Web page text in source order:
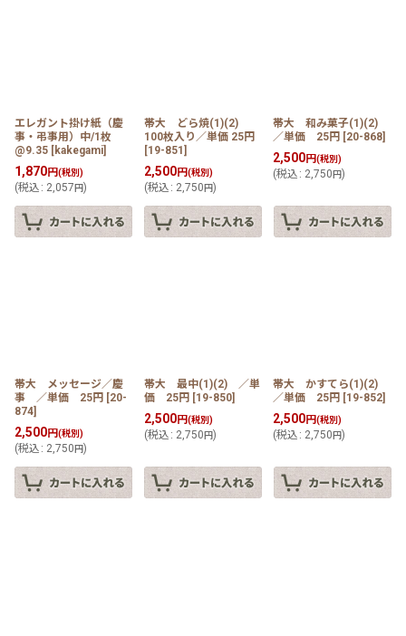
エレガント掛け紙（慶
事・弔事用）中/1枚
@9.35 [kakegami]
1,870円(税別)
(税込 : 2,057 円)
帯大 どら焼(1)(2)
100枚入り／単価 25円
[19-851 ]
2,500円(税別)
(税込 : 2,750 円)
帯大 和み菓子(1)(2)
／単価 25円 [20-868]
2,500円(税別)
(税込 : 2,750円)
帯大 メッセージ／慶
事 ／単価 25円 [20-
874]
2,500円(税別)
(税込 : 2,750 円)
帯大 最中(1)(2) ／単
価 25円 [19-850]
2,500円(税別)
(税込 : 2,750 円)
帯大 かすてら(1)(2)
／単価 25円 [19-852]
2,500円(税別)
(税込 : 2,750円)